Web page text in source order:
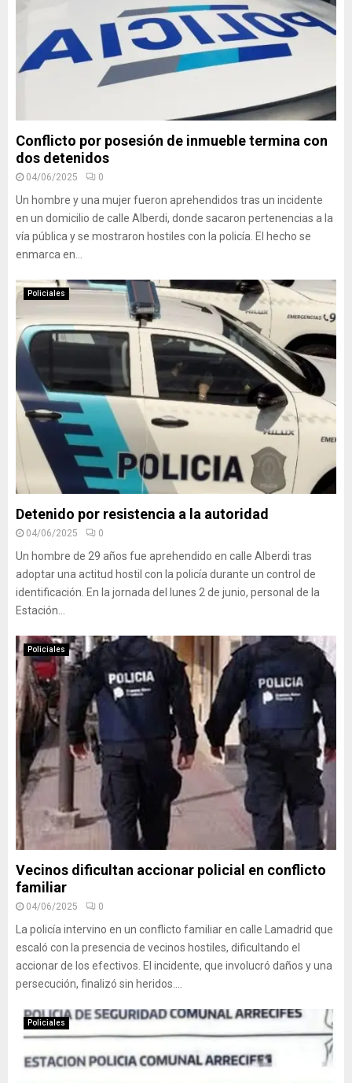
Conflicto por posesión de inmueble termina con
dos detenidos
04/06/2025 0
Un hombre y una mujer fueron aprehendidos tras un incidente
en un domicilio de calle Alberdi, donde sacaron pertenencias a la
vía pública y se mostraron hostiles con la policía. El hecho se
enmarca en...
Policiales
Detenido por resistencia a la autoridad
04/06/2025 0
Un hombre de 29 años fue aprehendido en calle Alberdi tras
adoptar una actitud hostil con la policía durante un control de
identificación. En la jornada del lunes 2 de junio, personal de la
Estación...
Policiales
Vecinos dificultan accionar policial en conflicto
familiar
04/06/2025 0
La policía intervino en un conflicto familiar en calle Lamadrid que
escaló con la presencia de vecinos hostiles, dificultando el
accionar de los efectivos. El incidente, que involucró daños y una
persecución, finalizó sin heridos....
Policiales